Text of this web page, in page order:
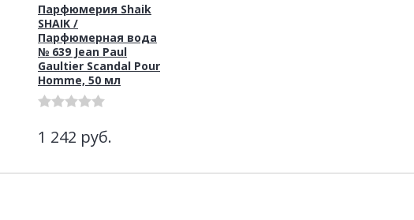
Парфюмерия Shaik
SHAIK /
Парфюмерная вода
№ 639 Jean Paul
Gaultier Scandal Pour
Homme, 50 мл
1 242 руб.